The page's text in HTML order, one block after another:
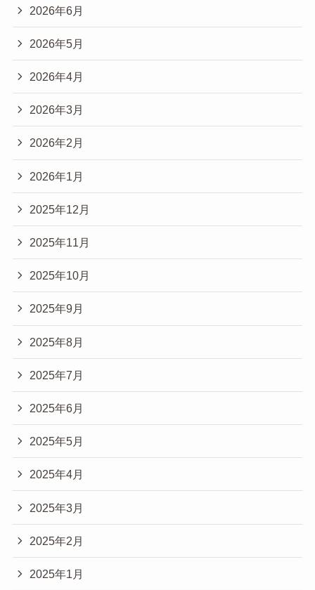
2026年6月
2026年5月
2026年4月
2026年3月
2026年2月
2026年1月
2025年12月
2025年11月
2025年10月
2025年9月
2025年8月
2025年7月
2025年6月
2025年5月
2025年4月
2025年3月
2025年2月
2025年1月